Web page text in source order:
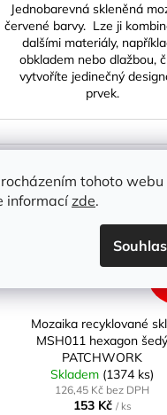
tohoto webu
informacízde.
Jednobarevná skleněná
červené barvy. Lze ji
dalšími materiály,
obkladem nebo dlažbou,
vytvoříte jedinečný
prvek.
Mozaika recyklované
MSH011 hexagon šedý
PATCHWORK
Skladem (1374 ks)
126,45 Kč bez DPH
153 Kč / ks